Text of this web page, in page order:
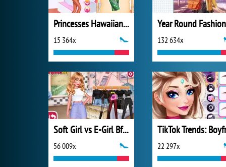
Princesses Hawaiian Memories
15 364x 132 634x
Soft Girl vs E-Girl Bffs Looks
56 009x 22 297x